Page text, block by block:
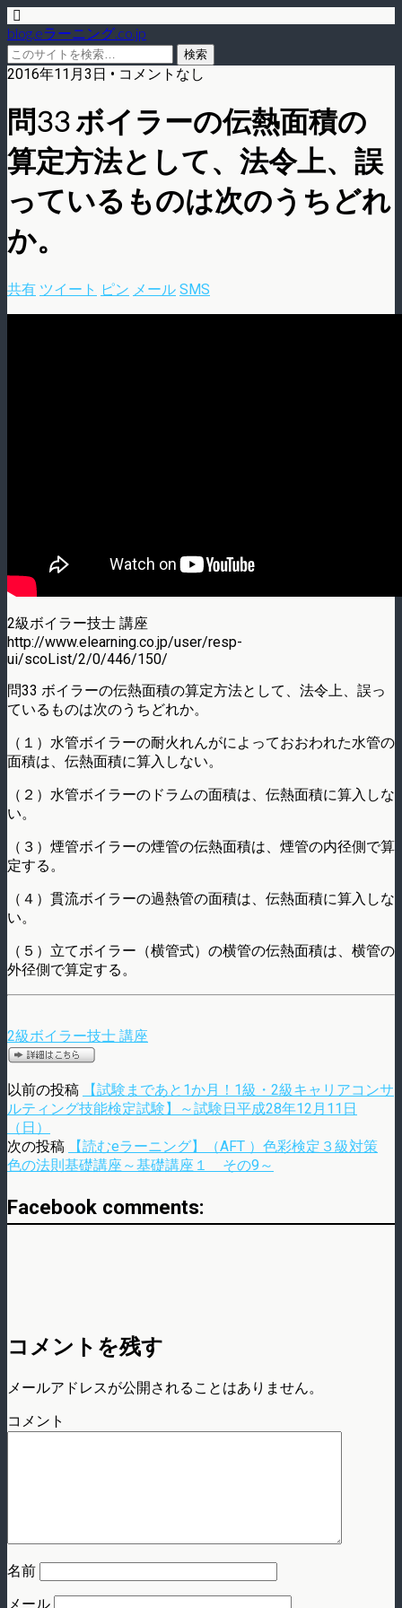
blog.eラーニング.co.jp
2016年11月3日 • コメントなし
問33 ボイラーの伝熱面積の
算定方法として、法令上、誤
っているものは次のうちどれ
か。
共有 ツイート ピン メール SMS
2級ボイラー技士 講座
http://www.elearning.co.jp/user/resp-
ui/scoList/2/0/446/150/
問33 ボイラーの伝熱面積の算定方法として、法令上、誤っ
ているものは次のうちどれか。
（１）水管ボイラーの耐火れんがによっておおわれた水管の
面積は、伝熱面積に算入しない。
（２）水管ボイラーのドラムの面積は、伝熱面積に算入しな
い。
（３）煙管ボイラーの煙管の伝熱面積は、煙管の内径側で算
定する。
（４）貫流ボイラーの過熱管の面積は、伝熱面積に算入しな
い。
（５）立てボイラー（横管式）の横管の伝熱面積は、横管の
外径側で算定する。
2級ボイラー技士 講座
以前の投稿
【試験まであと1か月！1級・2級キャリアコンサ
ルティング技能検定試験】～試験日平成28年12月11日
（日）
次の投稿
【読むeラーニング】（AFT ）色彩検定３級対策
色の法則基礎講座～基礎講座１ その9～
Facebook comments:
コメントを残す
メールアドレスが公開されることはありません。
コメント
名前
メール